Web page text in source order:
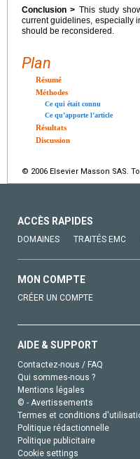
Conclusion > This study
current guidelines, especially
should be reconsidered.
Plan
Résumé
Méthodes
Ce qui était connu
Ce qu’apporte l’article
Résultats
Discussion
© 2006 Elsevier Masson SAS.
ACCÈS RAPIDES
DOMAINES TRAITÉS EMC
MON COMPTE
CRÉER UN COMPTE
AIDE & SUPPORT
Contactez-nous / FAQ
Qui sommes-nous ?
Mentions légales
© - Avertissements
Termes et conditions
Politique rédactionnelle
Politique publicitaire
Cookie settings